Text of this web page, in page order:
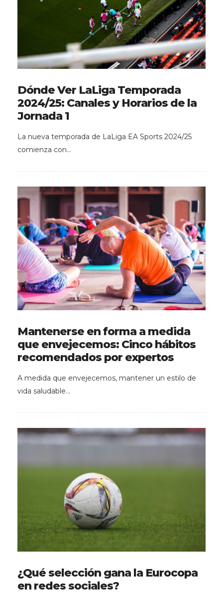
Dónde Ver LaLiga Temporada
2024/25: Canales y Horarios de la
Jornada 1
La nueva temporada de LaLiga EA Sports 2024/25
comienza con…
Mantenerse en forma a medida
que envejecemos: Cinco hábitos
recomendados por expertos
A medida que envejecemos, mantener un estilo de
vida saludable…
¿Qué selección gana la Eurocopa
en redes sociales?